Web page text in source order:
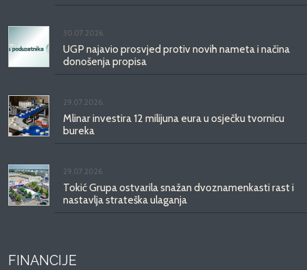
30.07.2026.
UGP najavio prosvjed protiv novih nameta i načina
donošenja propisa
29.07.2026.
Mlinar investira 12 milijuna eura u osječku tvornicu
bureka
29.07.2026.
Tokić Grupa ostvarila snažan dvoznamenkasti rast i
nastavlja strateška ulaganja
FINANCIJE